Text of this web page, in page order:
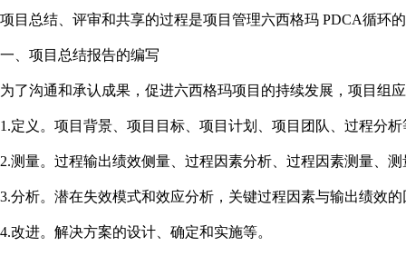
项目总结、评审和共享的过程是项目管理六西格玛 PDCA循环
一、项目总结报告的编写
为了沟通和承认成果，促进六西格玛项目的持续发展，项目组
1.定义。项目背景、项目目标、项目计划、项目团队、过程分析
2.测量。过程输出绩效侧量、过程因素分析、过程因素测量、
3.分析。潜在失效模式和效应分析，关键过程因素与输出绩效
4.改进。解决方案的设计、确定和实施等。